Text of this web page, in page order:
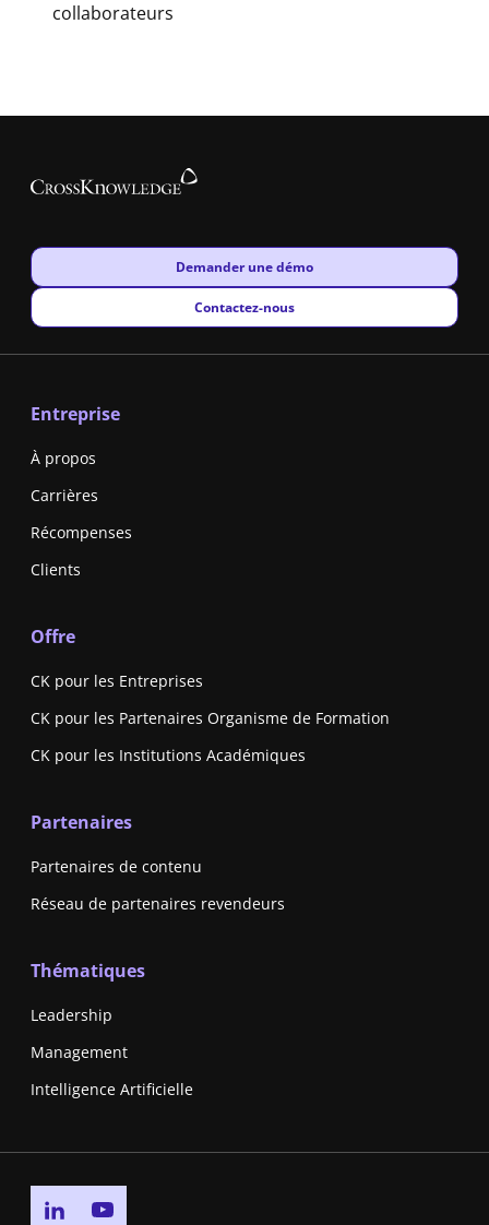
collaborateurs
New window
Demander une démo
New window
Contactez-nous
Entreprise
À propos
Carrières
Récompenses
Clients
Offre
CK pour les Entreprises
CK pour les Partenaires Organisme de Formation
CK pour les Institutions Académiques
Partenaires
Partenaires de contenu
Réseau de partenaires revendeurs
Thématiques
Leadership
Management
Intelligence Artificielle